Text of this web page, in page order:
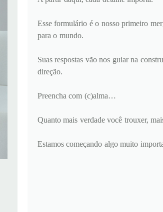
Esse formulário é o nosso primeiro
para o mundo.
Suas respostas vão nos guiar na
direção.
Preencha com (c)alma…
Quanto mais verdade você trouxer,
Estamos começando algo muito